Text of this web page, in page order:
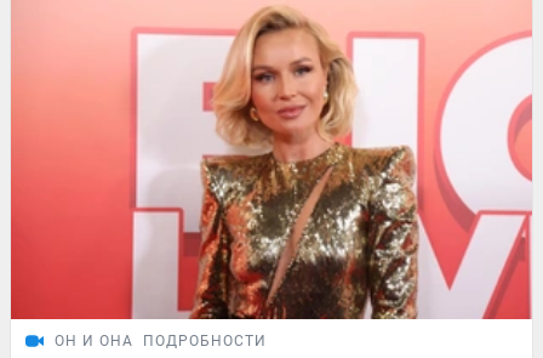
ОН И ОНА ПОДРОБНОСТИ